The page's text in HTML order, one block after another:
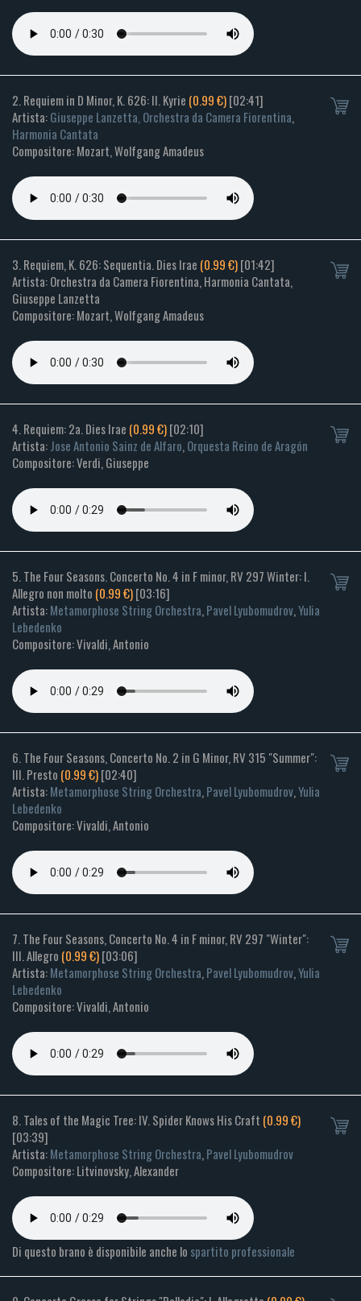
2. Requiem in D Minor, K. 626: II. Kyrie (0.99 €)[02:41]
Artista:Giuseppe Lanzetta, Orchestra da Camera Fiorentina,
Harmonia Cantata
Compositore: Mozart, Wolfgang Amadeus
3. Requiem, K. 626: Sequentia. Dies Irae (0.99 €)[01:42]
Artista: Orchestra da Camera Fiorentina, Harmonia Cantata,
Giuseppe Lanzetta
Compositore: Mozart, Wolfgang Amadeus
4. Requiem: 2a. Dies Irae (0.99 €)[02:10]
Artista:Jose Antonio Sainz de Alfaro,Orquesta Reino de Aragón
Compositore: Verdi, Giuseppe
5. The Four Seasons. Concerto No. 4 in F minor, RV 297 Winter: I.
Allegro non molto (0.99 €)[03:16]
Artista:Metamorphose String Orchestra,Pavel Lyubomudrov,Yulia
Lebedenko
Compositore: Vivaldi, Antonio
6. The Four Seasons, Concerto No. 2 in G Minor, RV 315 "Summer":
III. Presto (0.99 €)[02:40]
Artista:Metamorphose String Orchestra,Pavel Lyubomudrov,Yulia
Lebedenko
Compositore: Vivaldi, Antonio
7. The Four Seasons, Concerto No. 4 in F minor, RV 297 "Winter":
III. Allegro (0.99 €)[03:06]
Artista:Metamorphose String Orchestra,Pavel Lyubomudrov,Yulia
Lebedenko
Compositore: Vivaldi, Antonio
8. Tales of the Magic Tree: IV. Spider Knows His Craft (0.99 €)
[03:39]
Artista:Metamorphose String Orchestra,Pavel Lyubomudrov
Compositore: Litvinovsky, Alexander
Di questo brano è disponibile anche lo spartito professionale